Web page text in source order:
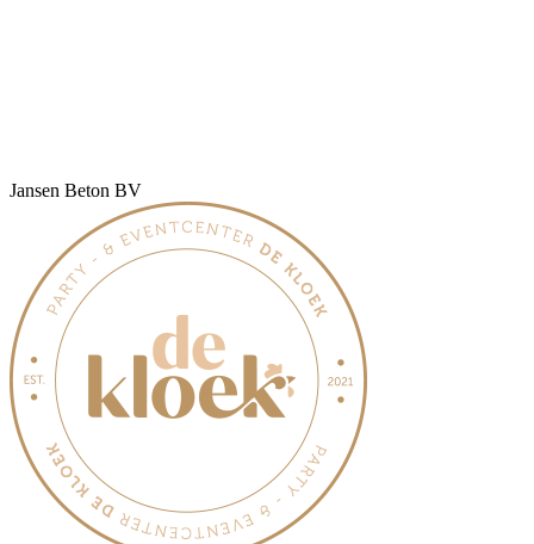
Jansen Beton BV